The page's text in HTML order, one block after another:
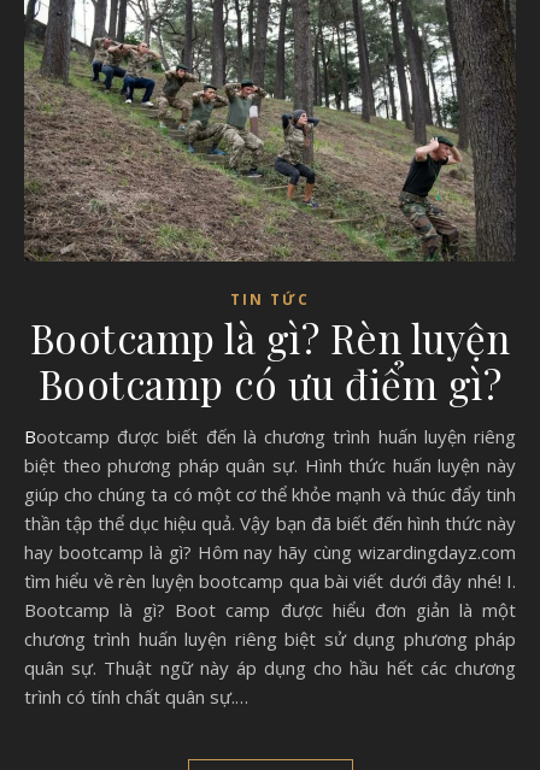
TIN TỨC
Bootcamp là gì? Rèn luyện
Bootcamp có ưu điểm gì?
Bootcamp được biết đến là chương trình huấn luyện riêng
biệt theo phương pháp quân sự. Hình thức huấn luyện này
giúp cho chúng ta có một cơ thể khỏe mạnh và thúc đẩy tinh
thần tập thể dục hiệu quả. Vậy bạn đã biết đến hình thức này
hay bootcamp là gì? Hôm nay hãy cùng wizardingdayz.com
tìm hiểu về rèn luyện bootcamp qua bài viết dưới đây nhé! I.
Bootcamp là gì? Boot camp được hiểu đơn giản là một
chương trình huấn luyện riêng biệt sử dụng phương pháp
quân sự. Thuật ngữ này áp dụng cho hầu hết các chương
trình có tính chất quân sự.…